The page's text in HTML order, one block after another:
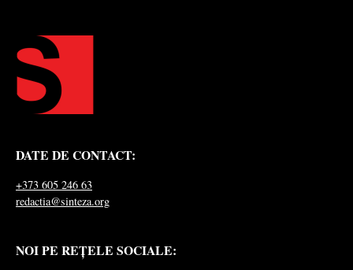
DATE DE CONTACT:
+373 605 246 63
redactia@sinteza.org
NOI PE REȚELE SOCIALE: